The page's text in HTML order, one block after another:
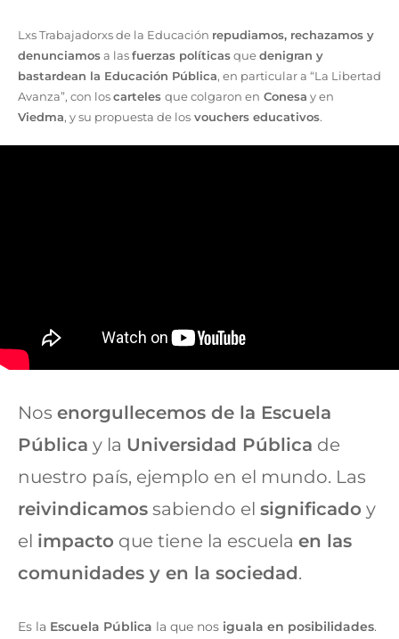
Lxs Trabajadorxs de la Educación repudiamos, rechazamos y
denunciamosa lasfuerzas políticasquedenigran y
bastardean la Educación Pública, en particular a “La Libertad
Avanza”, con loscarteles que colgaron en Conesa y en
Viedma, y su propuesta de los vouchers educativos.
Nos enorgullecemos de la Escuela
Pública y la Universidad Pública de
nuestro país, ejemplo en el mundo. Las
reivindicamos sabiendo el significado y
el impacto que tiene la escuela en las
comunidades y en la sociedad.
Es la Escuela Pública la que nos iguala en posibilidades.